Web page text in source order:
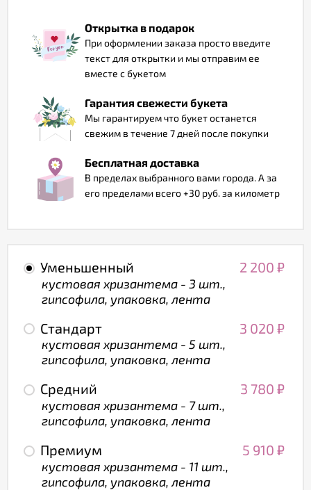
Открытка в подарок
При оформлении заказа просто введите
текст для открытки и мы отправим ее
вместе с букетом
Гарантия свежести букета
Мы гарантируем что букет останется
свежим в течение 7 дней после покупки
Бесплатная доставка
В пределах выбранного вами города. А за
его пределами всего +30 руб. за километр
Уменьшенный 2 200 ₽
кустовая хризантема - 3 шт.,
гипсофила, упаковка, лента
Стандарт 3 020 ₽
кустовая хризантема - 5 шт.,
гипсофила, упаковка, лента
Средний 3 780 ₽
кустовая хризантема - 7 шт.,
гипсофила, упаковка, лента
Премиум 5 910 ₽
кустовая хризантема - 11 шт.,
гипсофила, упаковка, лента